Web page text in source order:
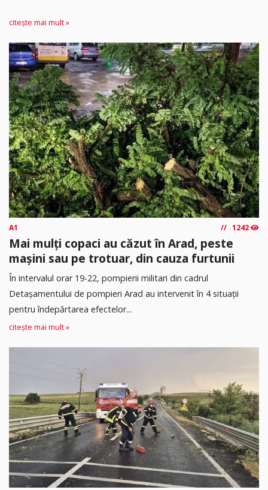
citește mai mult »
A1 1242
Mai mulți copaci au căzut în Arad, peste
mașini sau pe trotuar, din cauza furtunii
În intervalul orar 19-22, pompierii militari din cadrul
Detașamentului de pompieri Arad au intervenit în 4 situații
pentru îndepărtarea efectelor...
citește mai mult »